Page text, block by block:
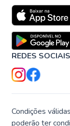
REDES SOCIAIS
Condições
poderão ter